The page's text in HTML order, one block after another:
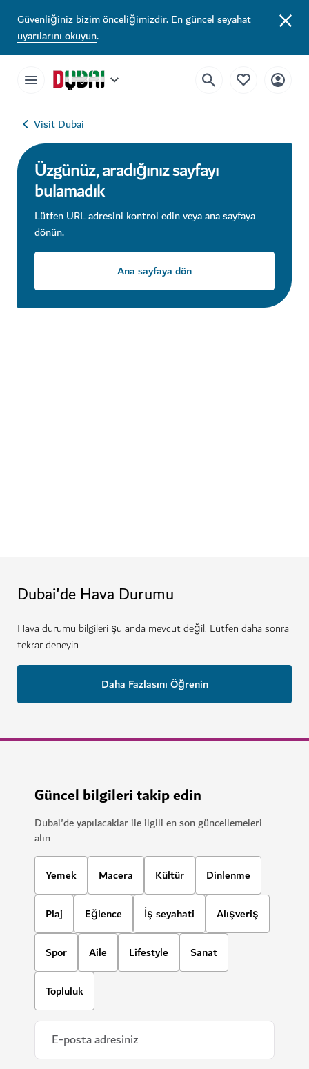
Güvenliğiniz bizim önceliğimizdir.En güncel seyahat
uyarılarını okuyun.
Visit Dubai
Üzgünüz, aradığınız sayfayı
bulamadık
Lütfen URL adresini kontrol edin veya ana sayfaya
dönün.
Ana sayfaya dön
Dubai'de Hava Durumu
Hava durumu bilgileri şu anda mevcut değil. Lütfen daha sonra
tekrar deneyin.
Daha Fazlasını Öğrenin
Güncel bilgileri takip edin
Dubai'de yapılacaklar ile ilgili en son güncellemeleri
alın
Yemek Macera Kültür Dinlenme
Plaj Eğlence İş seyahati Alışveriş
Spor Aile Lifestyle Sanat
Topluluk